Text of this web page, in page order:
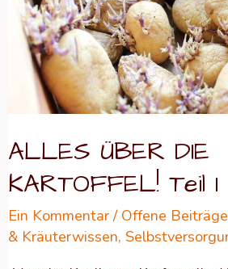
ALLES ÜBER DIE
KARTOFFEL! Teil 1
Ein Kommentar / Offene Beiträge
& Kräuterwissen,